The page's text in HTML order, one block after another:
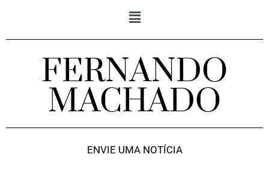
FERNANDO
MACHADO
ENVIE UMA NOTÍCIA